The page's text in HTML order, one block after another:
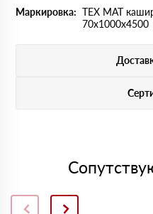
Маркировка: ТЕХ МАТ
70х1000х4500